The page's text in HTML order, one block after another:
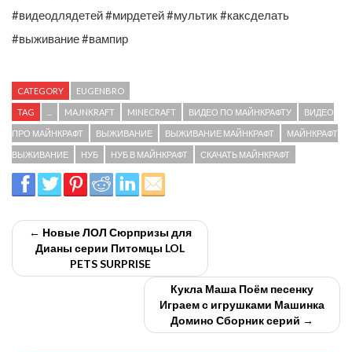
#видеодлядетей #мирдетей #мультик #каксделать
#выживание #вампир
CATEGORY EUGENBRO
TAG MAJNKRAFT MINECRAFT ВИДЕО ПО МАЙНКРАФТУ ВИДЕО
ПРО МАЙНКРАФТ ВЫЖИВАНИЕ ВЫЖИВАНИЕ МАЙНКРАФТ МАЙНКРАФТ
ВЫЖИВАНИЕ НУБ НУБ В МАЙНКРАФТ СКАЧАТЬ МАЙНКРАФТ
← Новые ЛОЛ Сюрпризы для
Дианы серии Питомцы LOL
PETS SURPRISE
Кукла Маша Поём песенку
Играем с игрушками Машинка
Домино Сборник серий →